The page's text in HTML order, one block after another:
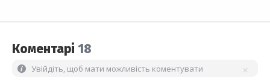
Коментарі 18
Увійдіть, щоб мати можливість коментувати